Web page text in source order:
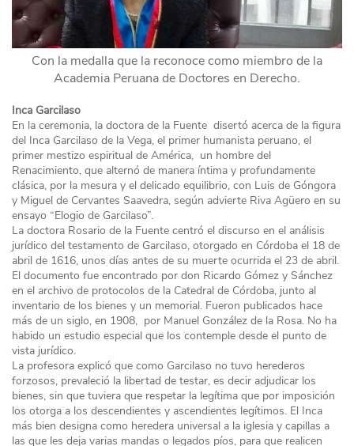
Con la medalla que la reconoce como miembro de la
Academia Peruana de Doctores en Derecho.
Inca Garcilaso
En la ceremonia, la doctora de la Fuente disertó acerca de la figura
del Inca Garcilaso de la Vega, el primer humanista peruano, el
primer mestizo espiritual de América, un hombre del
Renacimiento, que alternó de manera íntima y profundamente
clásica, por la mesura y el delicado equilibrio, con Luis de Góngora
y Miguel de Cervantes Saavedra, según advierte Riva Agüero en su
ensayo “Elogio de Garcilaso”.
La doctora Rosario de la Fuente centró el discurso en el análisis
jurídico del testamento de Garcilaso, otorgado en Córdoba el 18 de
abril de 1616, unos días antes de su muerte ocurrida el 23 de abril.
El documento fue encontrado por don Ricardo Gómez y Sánchez
en el archivo de protocolos de la Catedral de Córdoba, junto al
inventario de los bienes y un memorial. Fueron publicados hace
más de un siglo, en 1908, por Manuel González de la Rosa. No ha
habido un estudio especial que los contemple desde el punto de
vista jurídico.
La profesora explicó que como Garcilaso no tuvo herederos
forzosos, prevaleció la libertad de testar, es decir adjudicar los
bienes, sin que tuviera que respetar la legítima que por imposición
los otorga a los descendientes y ascendientes legítimos. El Inca
más bien designa como heredera universal a la iglesia y capillas a
las que les deja varias mandas o legados píos, para que realicen